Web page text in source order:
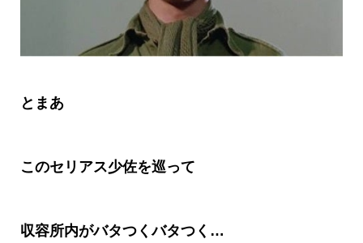
とまあ
このセリアス少佐を巡って
収容所内がバタつくバタつく …